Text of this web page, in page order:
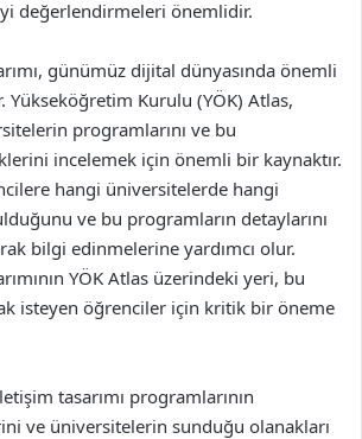
değerlendirmeleri önemlidir.
günümüz dijital dünyasında önemli
Yükseköğretim Kurulu (YÖK) Atlas,
programlarını ve bu
incelemek için önemli bir kaynaktır.
hangi üniversitelerde hangi
ve bu programların detaylarını
bilgi edinmelerine yardımcı olur.
YÖK Atlas üzerindeki yeri, bu
isteyen öğrenciler için kritik bir öneme
tasarımı programlarının
ve üniversitelerin sunduğu olanakları